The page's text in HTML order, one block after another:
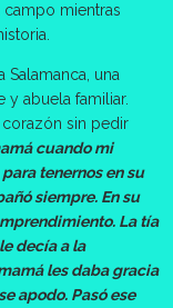
mientras
Salamanca, una
abuela familiar.
corazón sin pedir
cuando mi
tenernos en su
siempre. En su
La tía
decía a la
les daba gracia
apodo. Pasó ese